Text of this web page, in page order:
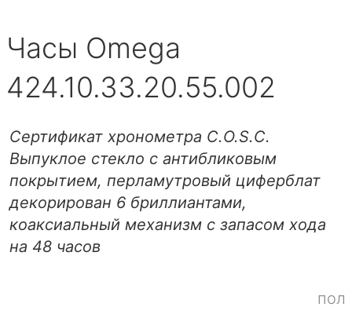
Часы Omega
424.10.33.20.55.002
Сертификат хронометра C.O.S.C.
Выпуклое стекло с антибликовым
покрытием, перламутровый циферблат
декорирован 6 бриллиантами,
коаксиальный механизм с запасом хода
на 48 часов
пол